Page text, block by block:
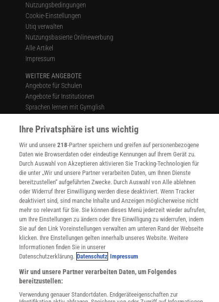
Nutzungsbedingungen
Cookie-Einstellungen
Utiq verwalten
Nutzungsbasierte Onlinewerbung
Alle Artikel
Impressum
WEITERE ANGEBOTE
Angebote für Schulen
Angebote für Institutionen
Sprachen lernen mit Gymglish
Für Spektrum schreiben
WEBSEITEN
KielSCN
Wissenschaft in die Schulen
SciLogs
Uns finden Sie auch hier:
Ihre Privatsphäre ist uns wichtig
Wir und unsere218-Partner speichern und greifen auf personenbezogene
Daten wie Browserdaten oder eindeutige Kennungen auf Ihrem Gerät zu.
Durch Auswahl von Akzeptieren aktivieren Sie Tracking-Technologien für
die unter „Wir und unsere Partner verarbeiten Daten, um Ihnen Dienste
bereitzustellen“ aufgeführten Zwecke. Durch Auswahl von Alle ablehnen
oder Widerruf Ihrer Einwilligung werden diese deaktiviert. Wenn Tracker
deaktiviert sind, sind manche Inhalte und Anzeigen möglicherweise nicht
mehr so relevant für Sie. Sie können dieses Menü jederzeit wieder aufrufen,
um Ihre Einstellungen zu ändern oder Ihre Einwilligung zu widerrufen, indem
Sie auf den Link Voreinstellungen verwalten am unteren Rand der Webseite
klicken. Ihre Einstellungen gelten innerhalb unseres Website. Weitere
Informationen finden Sie in unserer
Datenschutzerklärung. Datenschutz Impressum
Wir und unsere Partner verarbeiten Daten, um Folgendes
bereitzustellen:
Verwendung genauer Standortdaten. Endgeräteeigenschaften zur